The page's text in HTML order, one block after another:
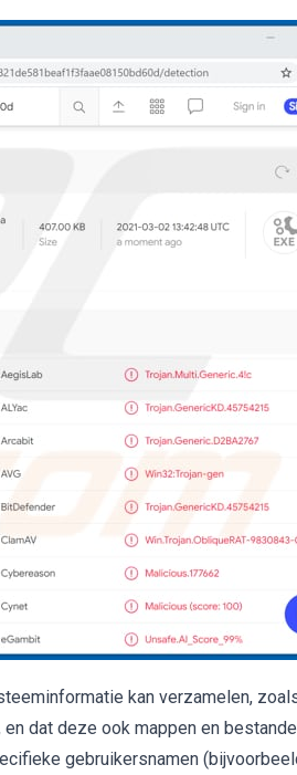
kan verzamelen,
dat deze ook mappen en
gebruikersnamen